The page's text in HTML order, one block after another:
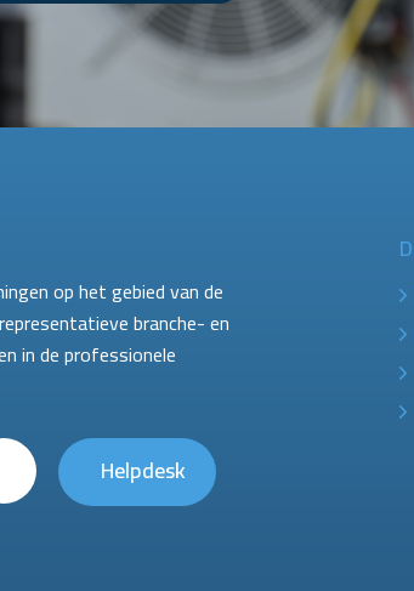
op het gebied van de
branche- en
in de professionele
Helpdesk